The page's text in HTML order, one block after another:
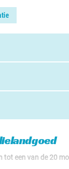
tot een van de 20